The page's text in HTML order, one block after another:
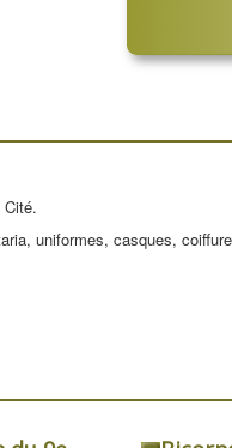
uniformes, casques,